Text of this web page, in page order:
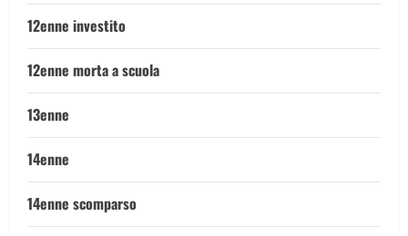
12enne investito
12enne morta a scuola
13enne
14enne
14enne scomparso